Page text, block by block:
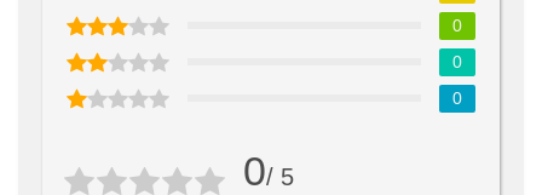
0/ 5
0
0
0